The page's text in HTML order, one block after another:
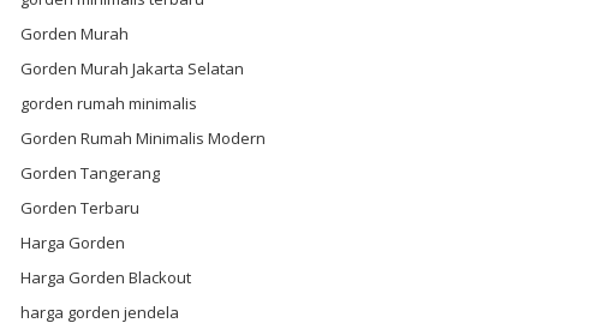
Gorden Murah
Gorden Murah Jakarta Selatan
gorden rumah minimalis
Gorden Rumah Minimalis Modern
Gorden Tangerang
Gorden Terbaru
Harga Gorden
Harga Gorden Blackout
harga gorden jendela